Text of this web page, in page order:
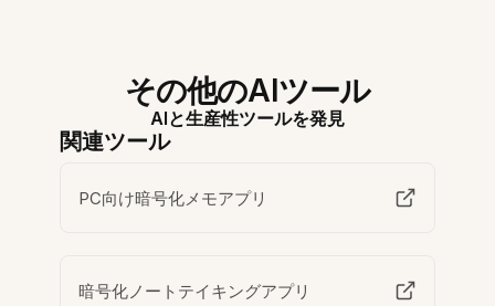
その他のAIツール
AIと生産性ツールを発見
関連ツール
PC向け暗号化メモアプリ
暗号化ノートテイキングアプリ